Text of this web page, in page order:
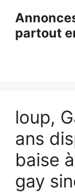
contenupartout
loup,
ans
baise
gay